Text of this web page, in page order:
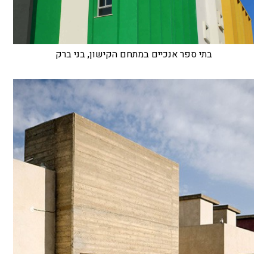
בתי ספר אנכיים במתחם הקישון, בני ברק